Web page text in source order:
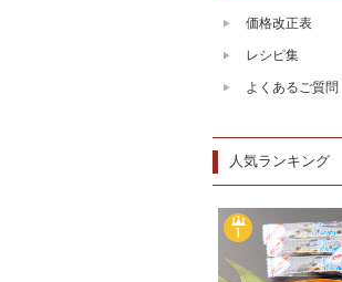
価格改正表
レシピ集
よくあるご質問
人気ランキング